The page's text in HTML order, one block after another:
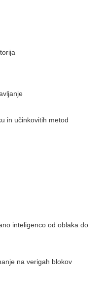
in učinkovitih metod
inteligenco od oblaka do
na verigah blokov